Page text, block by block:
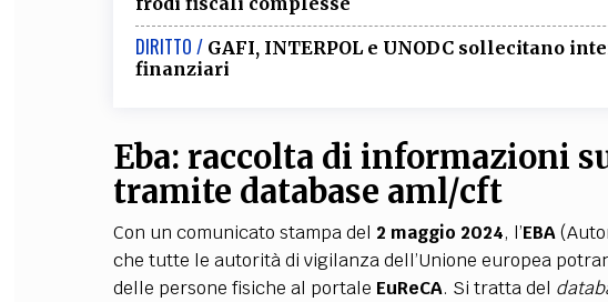
DIRITTO / GAFI, INTERPOL e UNODC sollecitano
finanziari
Eba: raccolta di informazioni
tramite database aml/cft
Con un comunicato stampa del 2 maggio 2024, l’EBA
che tutte le autorità di vigilanza dell’Unione europea
delle persone fisiche al portale EuReCA. Si tratta del